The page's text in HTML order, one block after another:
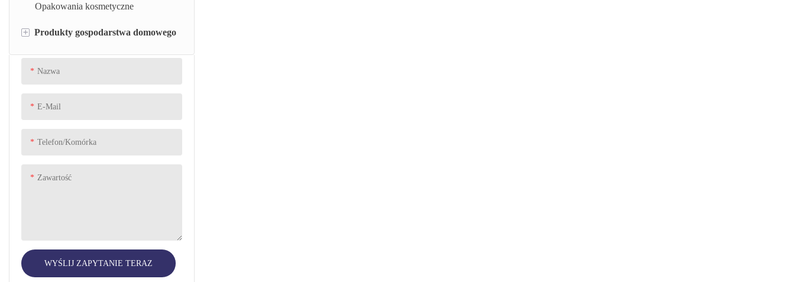
Uszczelka gumowa
Przelotka gumowa
Podkładka z gumy silikonowej
Opakowania kosmetyczne
+ Produkty gospodarstwa domowego
Kuchnia
Pielęgnacja osobista
Nazwa
E-Mail
Telefon/komórka
Zawartość
WYŚLIJ ZAPYTANIE TERAZ